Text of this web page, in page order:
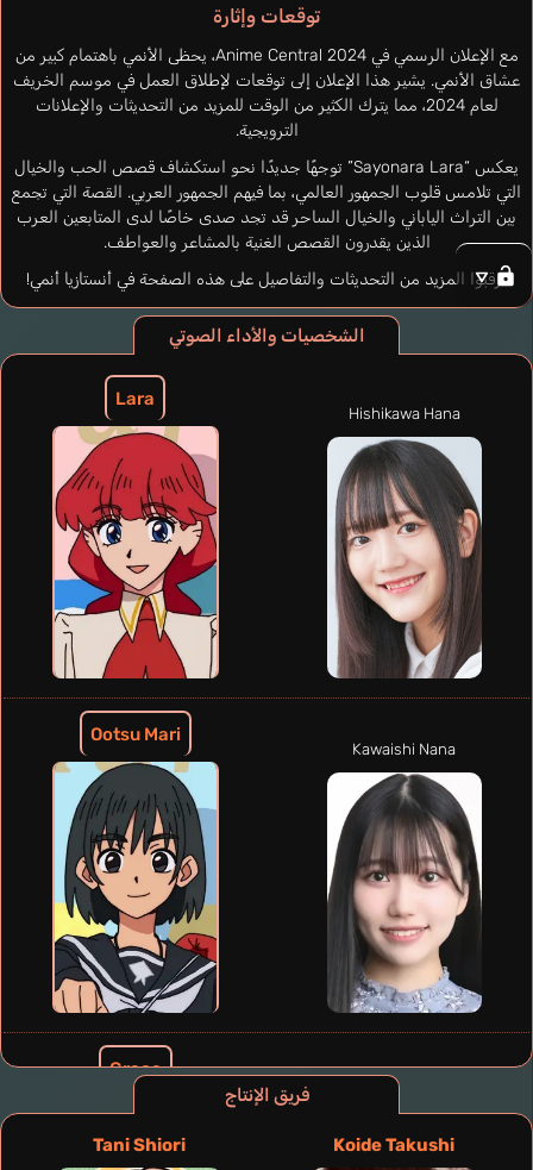
توقعات وإثارة
مع الإعلان الرسمي في Anime Central 2024، يحظى الأنمي باهتمام كبير من
عشاق الأنمي. يشير هذا الإعلان إلى توقعات لإطلاق العمل في موسم الخريف
لعام 2024، مما يترك الكثير من الوقت للمزيد من التحديثات والإعلانات
الترويجية.
يعكس “Sayonara Lara” توجهًا جديدًا نحو استكشاف قصص الحب والخيال
التي تلامس قلوب الجمهور العالمي، بما فيهم الجمهور العربي. القصة التي تجمع
بين التراث الياباني والخيال الساحر قد تجد صدى خاصًا لدى المتابعين العرب
الذين يقدرون القصص الغنية بالمشاعر والعواطف.
ترقبوا المزيد من التحديثات والتفاصيل على هذه الصفحة في أنستازيا أنمي!
فريق الإنتاج
Koide Takushi
Tani Shiori
الشخصيات والأداء الصوتي
Lara
Hishikawa Hana
Ootsu Mari
Kawaishi Nana
Grace
Fukami Rica